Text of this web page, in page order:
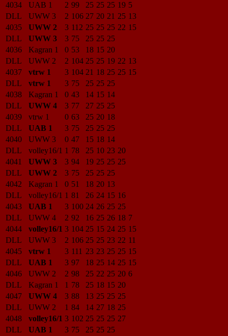
4034
UAB 1 2 99 25 25 25 19 5
DLL
UWW 3 2 106 27 20 21 25 13
4035
UWW 2 3 112 25 25 25 22 15
DLL
UWW 3 3 75 25 25 25
4036
Kagran 1 0 53 18 15 20
DLL
UWW 2 2 104 25 25 19 22 13
4037
vtrw 1 3 104 21 18 25 25 15
DLL
vtrw 1 3 75 25 25 25
4038
Kagran 1 0 43 14 15 14
DLL
UWW 4 3 77 27 25 25
4039
vtrw 1 0 63 25 20 18
DLL
UAB 1 3 75 25 25 25
4040
UWW 3 0 47 15 18 14
DLL
volley16/1 1 78 25 10 23 20
4041
UWW 3 3 94 19 25 25 25
DLL
UWW 2 3 75 25 25 25
4042
Kagran 1 0 51 18 20 13
DLL
volley16/1 1 81 26 24 15 16
4043
UAB 1 3 100 24 26 25 25
DLL
UWW 4 2 92 16 25 26 18 7
4044
volley16/1 3 104 25 15 24 25 15
DLL
UWW 3 2 106 25 25 23 22 11
4045
vtrw 1 3 111 23 23 25 25 15
DLL
UAB 1 3 97 18 25 14 25 15
4046
UWW 2 2 98 25 22 25 20 6
DLL
Kagran 1 1 78 25 18 15 20
4047
UWW 4 3 88 13 25 25 25
DLL
UWW 2 1 84 14 27 18 25
4048
volley16/1 3 102 25 25 25 27
DLL
UAB 1 3 75 25 25 25